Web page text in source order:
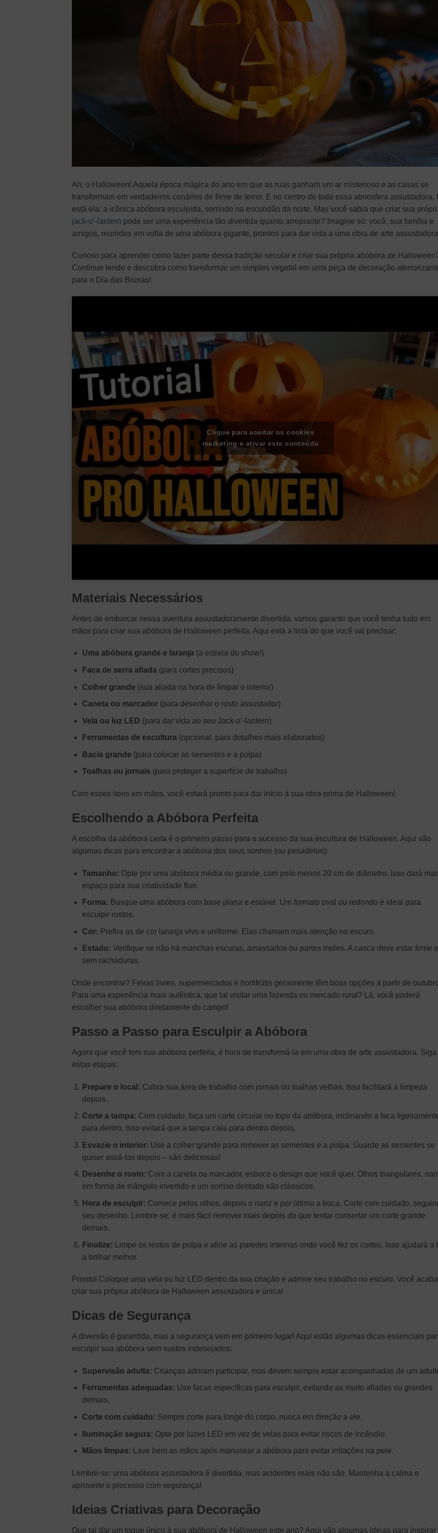
Ah, o Halloween! Aquela época mágica do ano em que as ruas ganham um ar misterioso e as casas se
transformam em verdadeiros cenários de filme de terror. E no centro de toda essa atmosfera assustadora,
está ela: a icônica abóbora esculpida, sorrindo na escuridão da noite. Mas você sabia que criar sua
jack-o’-lantern pode ser uma experiência tão divertida quanto arrepiante? Imagine só: você, sua família e
amigos, reunidos em volta de uma abóbora gigante, prontos para dar vida a uma obra de arte
Curioso para aprender como fazer parte dessa tradição secular e criar sua própria abóbora de
Continue lendo e descubra como transformar um simples vegetal em uma peça de decoração
para o Dia das Bruxas!
Clique para aceitar os cookies
marketing e ativar este conteúdo
Materiais Necessários
Antes de embarcar nessa aventura assustadoramente divertida, vamos garantir que você tenha tudo em
mãos para criar sua abóbora de Halloween perfeita. Aqui está a lista do que você vai precisar:
Uma abóbora grande e laranja(a estrela do show!)
Faca de serra afiada(para cortes precisos)
Colher grande (sua aliada na hora de limpar o interior)
Caneta ou marcador(para desenhar o rosto assustador)
Vela ou luz LED (para dar vida ao seu Jack-o’-lantern)
Ferramentas de escultura(opcional, para detalhes mais elaborados)
Bacia grande (para colocar as sementes e a polpa)
Toalhas ou jornais (para proteger a superfície de trabalho)
Com esses itens em mãos, você estará pronto para dar início à sua obra-prima de Halloween!
Escolhendo a Abóbora Perfeita
A escolha da abóbora certa é o primeiro passo para o sucesso da sua escultura de Halloween. Aqui vão
algumas dicas para encontrar a abóbora dos seus sonhos (ou pesadelos):
Tamanho: Opte por uma abóbora média ou grande, com pelo menos 20 cm de diâmetro. Isso dará
espaço para sua criatividade fluir.
Forma: Busque uma abóbora com base plana e estável. Um formato oval ou redondo é ideal para
esculpir rostos.
Cor: Prefira as de cor laranja vivo e uniforme. Elas chamam mais atenção no escuro.
Estado: Verifique se não há manchas escuras, amassados ou partes moles. A casca deve estar firme e
sem rachaduras.
Onde encontrar? Feiras livres, supermercados e hortifrútis geralmente têm boas opções a partir de
Para uma experiência mais autêntica, que tal visitar uma fazenda ou mercado rural? Lá, você poderá
escolher sua abóbora diretamente do campo!
Passo a Passo para Esculpir a Abóbora
Agora que você tem sua abóbora perfeita, é hora de transformá-la em uma obra de arte assustadora. Siga
estas etapas:
Prepare o local: Cubra sua área de trabalho com jornais ou toalhas velhas. Isso facilitará a limpeza
depois.
Corte a tampa: Com cuidado, faça um corte circular no topo da abóbora, inclinando a faca
para dentro. Isso evitará que a tampa caia para dentro depois.
Esvazie o interior: Use a colher grande para remover as sementes e a polpa. Guarde as sementes se
quiser assá-las depois – são deliciosas!
Desenhe o rosto: Com a caneta ou marcador, esboce o design que você quer. Olhos triangulares,
em forma de triângulo invertido e um sorriso dentado são clássicos.
Hora de esculpir: Comece pelos olhos, depois o nariz e por último a boca. Corte com cuidado,
seu desenho. Lembre-se: é mais fácil remover mais depois do que tentar consertar um corte grande
demais.
Finalize: Limpe os restos de polpa e afine as paredes internas onde você fez os cortes. Isso ajudará a
a brilhar melhor.
Pronto! Coloque uma vela ou luz LED dentro da sua criação e admire seu trabalho no escuro. Você
criar sua própria abóbora de Halloween assustadora e única!
Dicas de Segurança
A diversão é garantida, mas a segurança vem em primeiro lugar! Aqui estão algumas dicas essenciais
esculpir sua abóbora sem sustos indesejados:
Supervisão adulta: Crianças adoram participar, mas devem sempre estar acompanhadas de um
Ferramentas adequadas: Use facas específicas para esculpir, evitando as muito afiadas ou grandes
demais.
Corte com cuidado: Sempre corte para longe do corpo, nunca em direção a ele.
Iluminação segura: Opte por luzes LED em vez de velas para evitar riscos de incêndio.
Mãos limpas: Lave bem as mãos após manusear a abóbora para evitar irritações na pele.
Lembre-se: uma abóbora assustadora é divertida, mas acidentes reais não são. Mantenha a calma e
aproveite o processo com segurança!
Ideias Criativas para Decoração
Que tal dar um toque único à sua abóbora de Halloween este ano? Aqui vão algumas ideias para inspirar